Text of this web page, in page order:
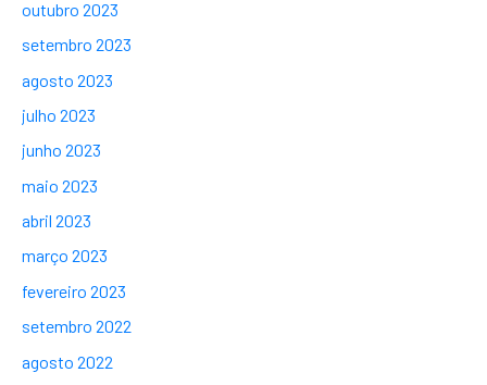
outubro 2023
setembro 2023
agosto 2023
julho 2023
junho 2023
maio 2023
abril 2023
março 2023
fevereiro 2023
setembro 2022
agosto 2022